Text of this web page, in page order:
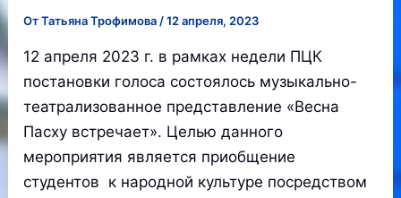
ОтТатьяна Трофимова /12 апреля, 2023
12 апреля 2023 г. в рамках недели ПЦК
постановки голоса состоялось музыкально-
театрализованное представление «Весна
Пасху встречает». Целью данного
мероприятия является приобщение
студентов к народной культуре посредством